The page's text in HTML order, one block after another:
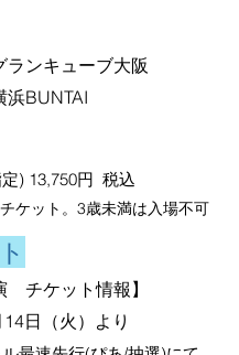
ランキューブ大阪
浜BUNTAI
定) 13,750円 税込
ケット。3歳未満は入場不可
チケット情報】
日（火）より